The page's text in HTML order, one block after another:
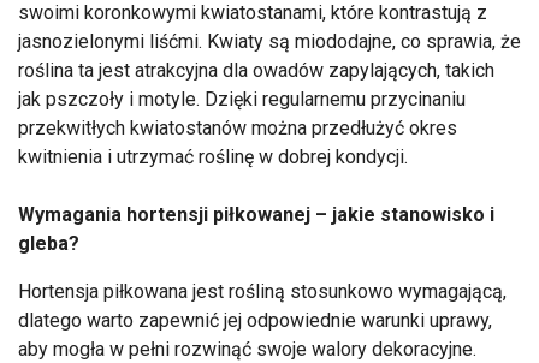
swoimi koronkowymi kwiatostanami, które kontrastują z
jasnozielonymi liśćmi. Kwiaty są miododajne, co sprawia, że
roślina ta jest atrakcyjna dla owadów zapylających, takich
jak pszczoły i motyle. Dzięki regularnemu przycinaniu
przekwitłych kwiatostanów można przedłużyć okres
kwitnienia i utrzymać roślinę w dobrej kondycji.
Wymagania hortensji piłkowanej – jakie stanowisko i
gleba?
Hortensja piłkowana jest rośliną stosunkowo wymagającą,
dlatego warto zapewnić jej odpowiednie warunki uprawy,
aby mogła w pełni rozwinąć swoje walory dekoracyjne.